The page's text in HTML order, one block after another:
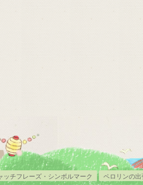
ッチフレーズ・シンボルマーク ペロリンの